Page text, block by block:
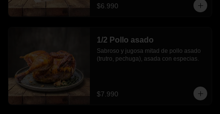
$6.990
1/2 Pollo asado
Sabroso y jugosa mitad de pollo asado
(trutro, pechuga), asada con especias.
$7.990